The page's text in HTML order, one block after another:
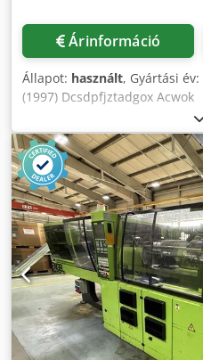
Árinformáció
Állapot: használt, Gyártási év:
(1997) Dcsdpfjztadgox Acwok